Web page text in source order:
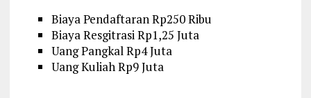
Biaya Pendaftaran Rp250 Ribu
Biaya Resgitrasi Rp1,25 Juta
Uang Pangkal Rp4 Juta
Uang Kuliah Rp9 Juta